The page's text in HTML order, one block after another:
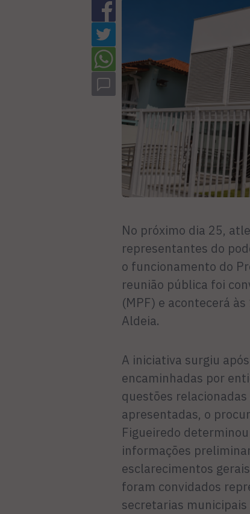
No próximo dia 25,
representantes do
o funcionamento do
reunião pública foi
(MPF) e acontecerá
Aldeia.
A iniciativa surgiu
encaminhadas por
questões
apresentadas, o
Figueiredo
informações
esclarecimentos
foram convidados
secretarias municipais